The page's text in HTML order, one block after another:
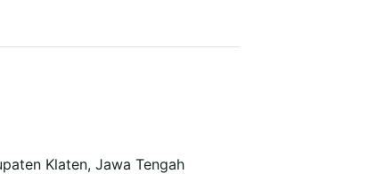
Klaten, Jawa Tengah